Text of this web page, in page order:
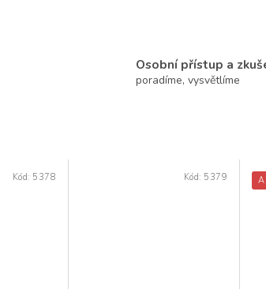
Osobní přístup a
poradíme, vysvětlíme
Kód: 5378 Kód: 5379